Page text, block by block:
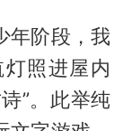
年阶段，我
照进屋内
”。此举纯